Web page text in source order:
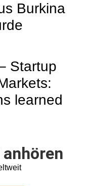
Burkina
Startup
learned